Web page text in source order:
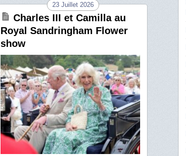
23 Juillet 2026
Charles III et Camilla au
Royal Sandringham Flower
show